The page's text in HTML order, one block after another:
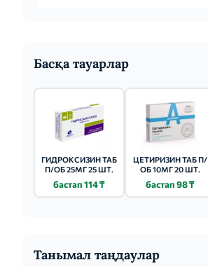
Басқа тауарлар
ГИДРОКСИЗИН ТАБ
П/ОБ 25МГ 25 ШТ.
бастап 114 ₸
ЦЕТИРИЗИН ТАБ П/
ОБ 10МГ 20 ШТ.
бастап 98 ₸
Танымал таңдаулар